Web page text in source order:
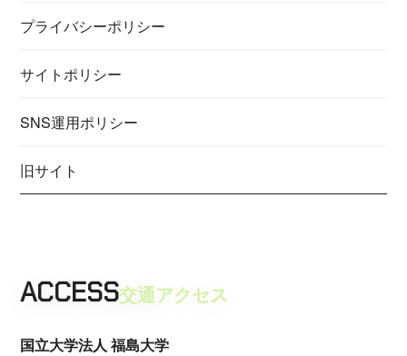
プライバシーポリシー
サイトポリシー
SNS運用ポリシー
旧サイト
ACCESS交通アクセス
国立大学法人 福島大学